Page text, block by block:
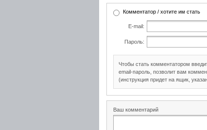
Комментатор / хотите им стать
E-mail:
Пароль:
Чтобы стать комментатором
email-пароль, позволит вам
(инструкция придет на ящик,
Ваш комментарий